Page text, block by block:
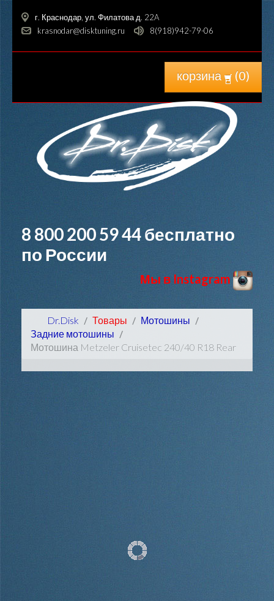
г. Краснодар, ул. Филатова д. 22A
krasnodar@disktuning.ru
8(918)942-79-06
корзина (0)
8 800 200 59 44бесплатно
по России
Мы в Instagram
Dr.Disk Товары
Мотошины
Задние мотошины
Мотошина Metzeler Cruisetec 240/40 R18 Rear